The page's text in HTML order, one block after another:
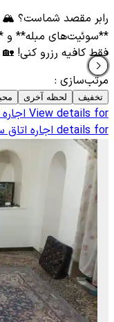
رابر مقصد شماست؟ 🏔️
**سوئیت‌های مبله** و
فقط کافیه رزرو کنی! 🏡
مرتب‌سازی :
تخفیف لحظه آخری
View details for
details for اجاره اتاق